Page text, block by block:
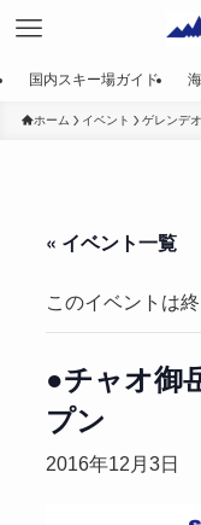
国内スキー場ガイド
ホーム イベント ゲレンデ
« イベント一覧
このイベントは終
●チャオ御
プン
2016年12月3日